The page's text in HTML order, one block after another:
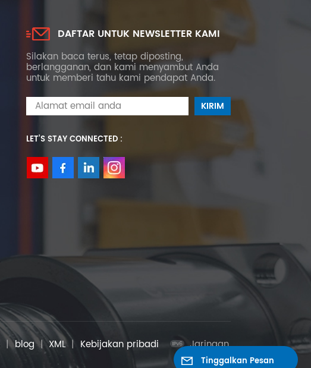
DAFTAR UNTUK NEWSLETTER KAMI
Silakan baca terus, tetap diposting,
berlangganan, dan kami menyambut Anda
untuk memberi tahu kami pendapat Anda.
LET’S STAY CONNECTED :
|blog| XML | Kebijakan pribadi
Jaringan
Tinggalkan Pesan